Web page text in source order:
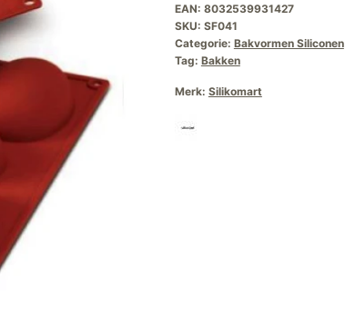
EAN: 8032539931427
SKU: SF041
Categorie: Bakvormen Siliconen
Tag: Bakken
Merk: Silikomart